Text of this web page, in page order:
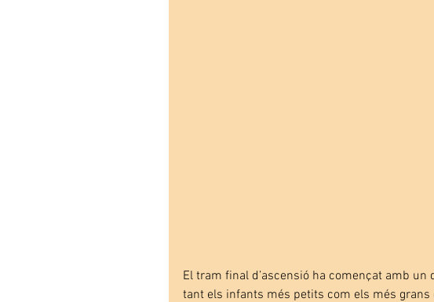
El tram final d’ascensió ha començat amb
tant els infants més petits com els més